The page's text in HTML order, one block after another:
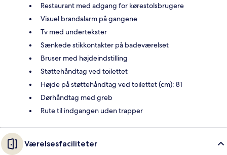
Restaurant med adgang for kørestolsbrugere
Visuel brandalarm på gangene
Tv med undertekster
Sænkede stikkontakter på badeværelset
Bruser med højdeindstilling
Støttehåndtag ved toilettet
Højde på støttehåndtag ved toilettet (cm): 81
Dørhåndtag med greb
Rute til indgangen uden trapper
Værelsesfaciliteter